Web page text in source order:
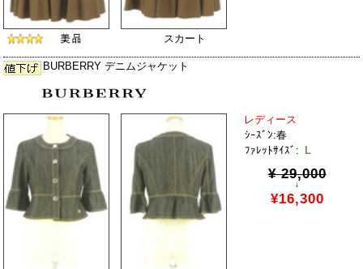
スカート
BURBERRY デニムジャケット
レディース
ｼｰｽﾞﾝ:春
ﾌｧﾚｯﾄｻｲｽﾞ:
L
¥ 29,000
↓
¥16,300